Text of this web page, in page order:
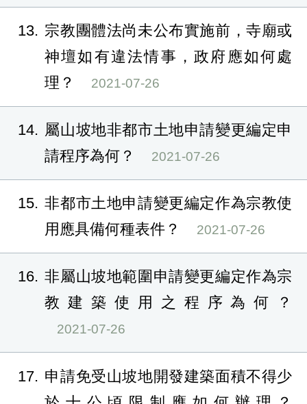
13
宗教團體法尚未公布實施前，寺廟或
神壇如有違法情事，政府應如何處
理？
2021-07-26
14
屬山坡地非都市土地申請變更編定申
請程序為何？
2021-07-26
15 非都市土地申請變更編定作為宗教使
用應具備何種表件？
2021-07-26
16 非屬山坡地範圍申請變更編定作為宗
教建築使用之程序為何？
2021-07-26
17
申請免受山坡地開發建築面積不得少